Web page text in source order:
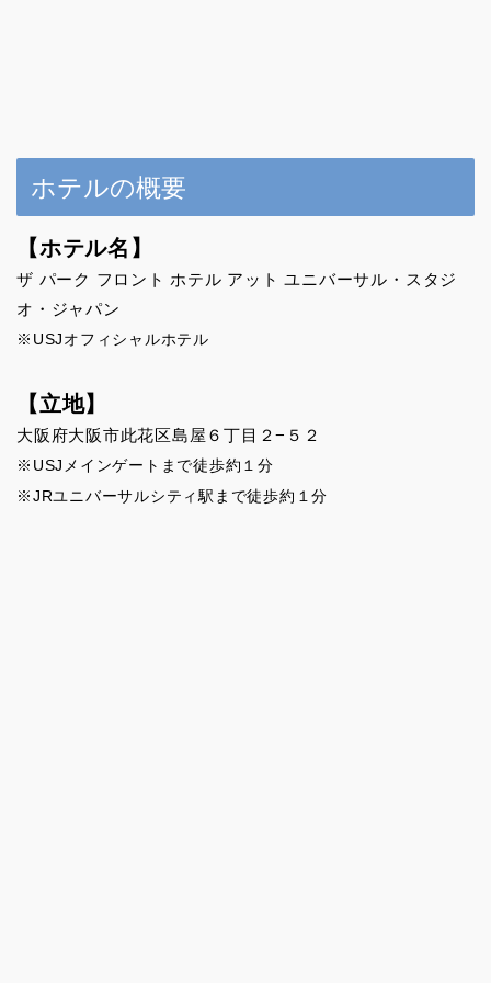
ホテルの概要
【ホテル名】
ザ パーク フロント ホテル アット ユニバーサル・スタジ
オ・ジャパン
※USJオフィシャルホテル
【立地】
大阪府大阪市此花区島屋６丁目２−５２
※USJメインゲートまで徒歩約１分
※JRユニバーサルシティ駅まで徒歩約１分